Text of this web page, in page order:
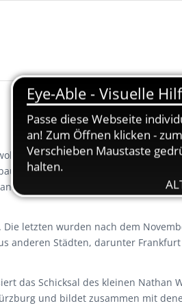
sind jedoch schon um 1300
sich eine Synagoge. 39
bzw. Flucht dominieren die
letzten wurden nach dem
anderen Städten, darunter
das Schicksal des kleinen Nathan
und bildet zusammen mit